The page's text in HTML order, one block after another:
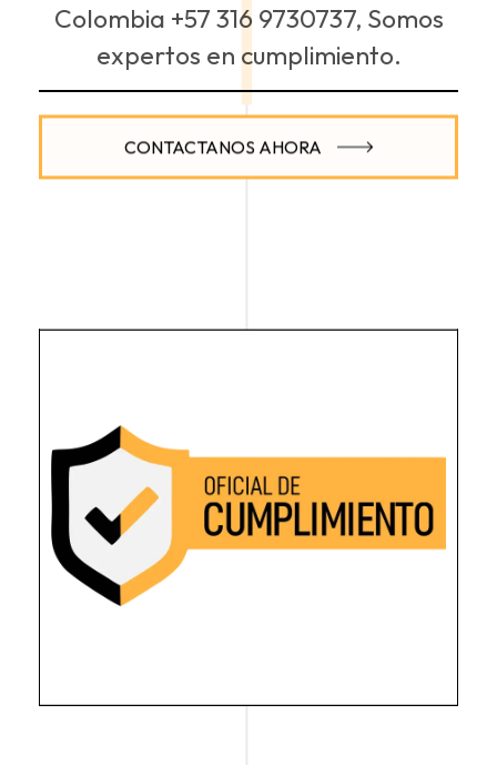
Colombia +57 316 9730737, Somos
expertos en cumplimiento.
CONTACTANOS AHORA